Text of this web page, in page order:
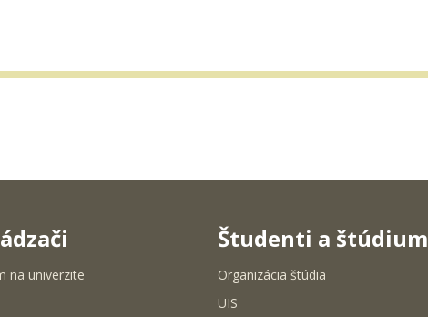
na univerzite
Študenti a štúdium
Organizácia štúdia
UIS